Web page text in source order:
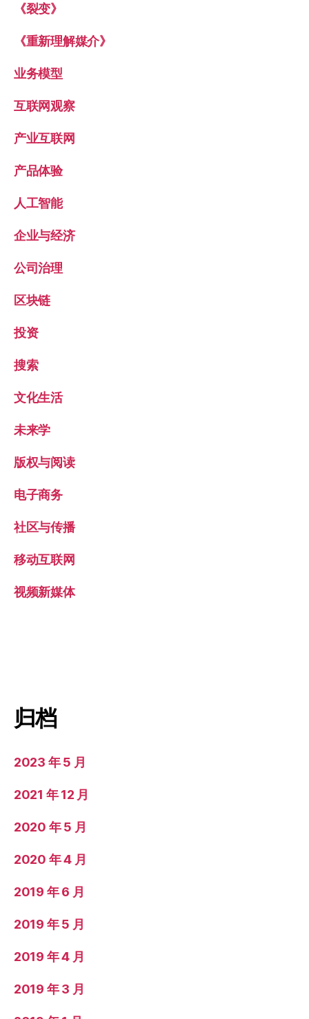
《裂变》
《重新理解媒介》
业务模型
互联网观察
产业互联网
产品体验
人工智能
企业与经济
公司治理
区块链
投资
搜索
文化生活
未来学
版权与阅读
电子商务
社区与传播
移动互联网
视频新媒体
归档
2023 年 5 月
2021 年 12 月
2020 年 5 月
2020 年 4 月
2019 年 6 月
2019 年 5 月
2019 年 4 月
2019 年 3 月